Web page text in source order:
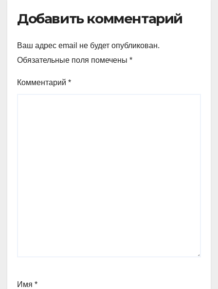
Добавить комментарий
Ваш адрес email не будет опубликован.
Обязательные поля помечены *
Комментарий *
Имя *